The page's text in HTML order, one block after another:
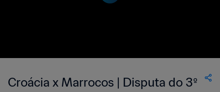
Croácia x Marrocos | Disputa do 3º